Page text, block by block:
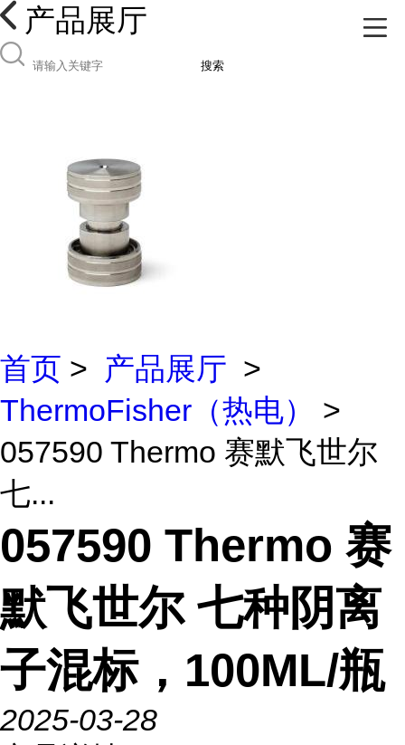
产品展厅
搜索
首页 > 产品展厅 >
ThermoFisher（热电）
>
057590 Thermo 赛默飞世尔
七...
057590 Thermo 赛
默飞世尔 七种阴离
子混标，100ML/瓶
2025-03-28